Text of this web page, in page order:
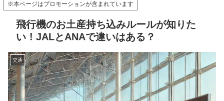
※本ページはプロモーションが含まれています
飛行機のお土産持ち込みルールが知りた
い！JALとANAで違いはある？
交通